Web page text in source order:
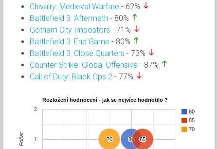
Chivalry: Medieval Warfare - 62% south
Battlefield 3: Aftermath - 80% north
Gotham City Impostors - 71% south
Battlefield 3: End Game - 80% north
Battlefield 3: Close Quarters - 73% south
Counter-Strike: Global Offensive - 87% north
Call of Duty: Black Ops 2 - 77% south
Rozložení hodnocení - jak se nejvíce hodnotilo ?
80
85
70
80
80 85
85
70
70
1
2
Počet